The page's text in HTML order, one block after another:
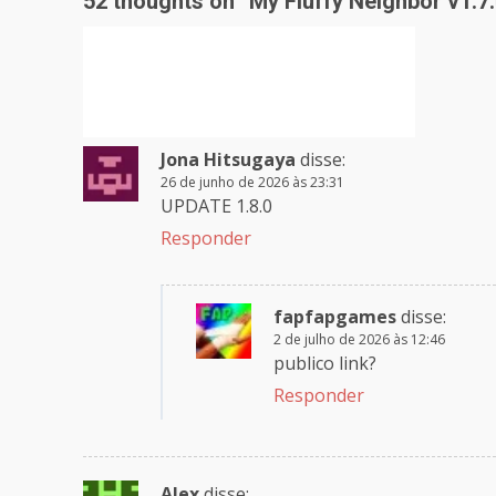
Jona Hitsugaya disse:
26 de junho de 2026 às 23:31
UPDATE 1.8.0
Responder
fapfapgamesdisse:
2 de julho de 2026 às 12:46
publico link?
Responder